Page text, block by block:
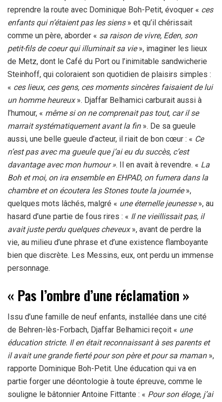
reprendre la route avec Dominique Boh-Petit, évoquer « ces
enfants qui n’étaient pas les siens » et qu’il chérissait
comme un père, aborder « sa raison de vivre, Eden, son
petit-fils de coeur qui illuminait sa vie», imaginer les lieux
de Metz, dont le Café du Port ou l’inimitable sandwicherie
Steinhoff, qui coloraient son quotidien de plaisirs simples :
« ces lieux, ces gens, ces moments sincères faisaient de lui
un homme heureux». Djaffar Belhamici carburait aussi à
l’humour, « même si on ne comprenait pas tout, car il se
marrait systématiquement avant la fin ». De sa gueule
aussi, une belle gueule d’acteur, il riait de bon cœur : « Ce
n’est pas avec ma gueule que j’ai eu du succès, c’est
davantage avec mon humour ». Il en avait à revendre. « La
Boh et moi, on ira ensemble en EHPAD, on fumera dans la
chambre et on écoutera les Stones toute la journée»,
quelques mots lâchés, malgré « une éternelle jeunesse», au
hasard d’une partie de fous rires : « Il ne vieillissait pas, il
avait juste perdu quelques cheveux», avant de perdre la
vie, au milieu d’une phrase et d’une existence flamboyante
bien que discrète. Les Messins, eux, ont perdu un immense
personnage.
« Pas l’ombre d’une réclamation »
Issu d’une famille de neuf enfants, installée dans une cité
de Behren-lès-Forbach, Djaffar Belhamici reçoit « une
éducation stricte. Il en était reconnaissant à ses parents et
il avait une grande fierté pour son père et pour sa maman »,
rapporte Dominique Boh-Petit. Une éducation qui va en
partie forger une déontologie à toute épreuve, comme le
souligne le bâtonnier Antoine Fittante : « Pour son éloge, j’ai